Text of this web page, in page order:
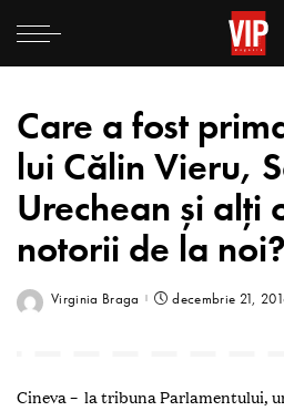
Care a fost
lui Călin Vieru,
Urechean și alți
notorii de la noi?
Virginia Braga decembrie 21,
Cineva – la tribuna Parlamentului,